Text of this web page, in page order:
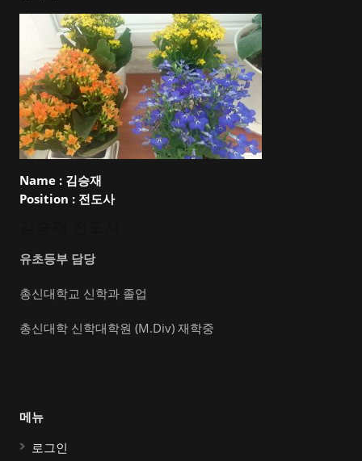
Name : 김승재
Position : 전도사
유초등부 담당
총신대학교 신학과 졸업
총신대학 신학대학원 (M.Div) 재학중
메뉴
로그인